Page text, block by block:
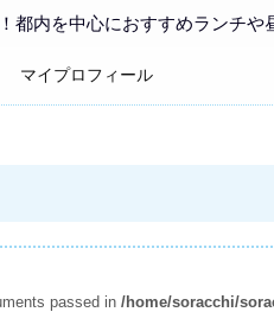
都内を中心におすすめランチ
マイプロフィール
passed in /home/soracchi/